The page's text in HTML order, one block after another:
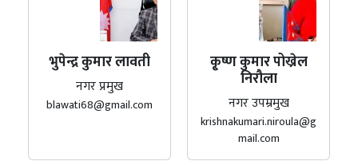
भुपेन्द्र कुमार लावती
नगर प्रमुख
blawati68@gmail.com
कृ्ष्ण कुमार पोख्रेल
निरौला
नगर उपम्रमुख
krishnakumari.niroula@g
mail.com